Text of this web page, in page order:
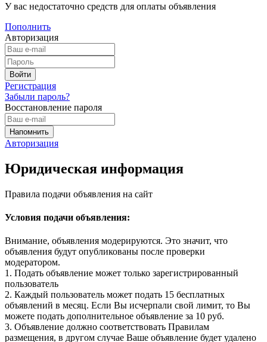
У вас недостаточно средств для оплаты объявления
Пополнить
Авторизация
Регистрация
Забыли пароль?
Восстановление пароля
Авторизация
Юридическая информация
Правила подачи объявления на сайт
Условия подачи объявления:
Внимание, объявления модерируются. Это значит, что
объявления будут опубликованы после проверки
модератором.
1. Подать объявление может только зарегистрированный
пользователь
2. Каждый пользователь может подать 15 бесплатных
объявлений в месяц. Если Вы исчерпали свой лимит, то Вы
можете подать дополнительное объявление за 10 руб.
3. Объявление должно соответствовать Правилам
размещения, в другом случае Ваше объявление будет удалено